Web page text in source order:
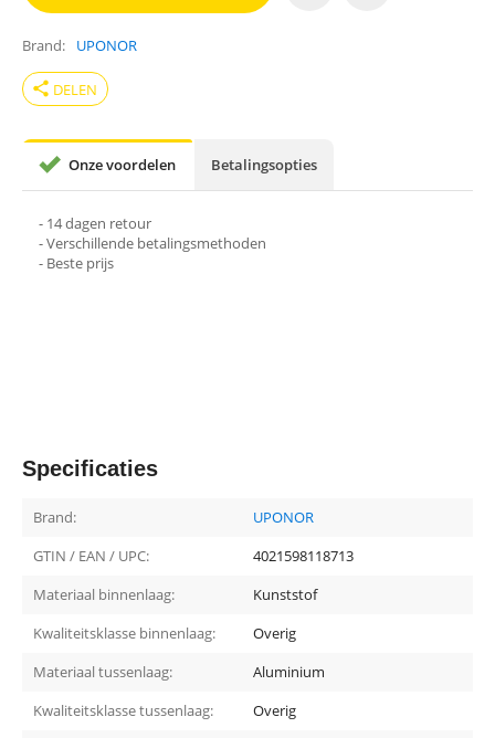
Brand UPONOR
share DELEN
Onze voordelen Betalingsopties
- 14 dagen retour
- Verschillende betalingsmethoden
- Beste prijs
Specificaties
Brand:
UPONOR
GTIN / EAN / UPC:
4021598118713
Materiaal binnenlaag:
Kunststof
Kwaliteitsklasse binnenlaag:
Overig
Materiaal tussenlaag:
Aluminium
Kwaliteitsklasse tussenlaag:
Overig